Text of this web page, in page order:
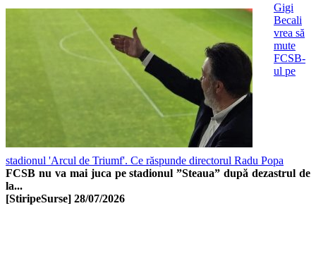
Gigi
Becali
vrea să
mute
FCSB-
ul pe
stadionul 'Arcul de Triumf'. Ce răspunde directorul Radu Popa
FCSB nu va mai juca pe stadionul ”Steaua” după dezastrul de
la...
[StiripeSurse] 28/07/2026